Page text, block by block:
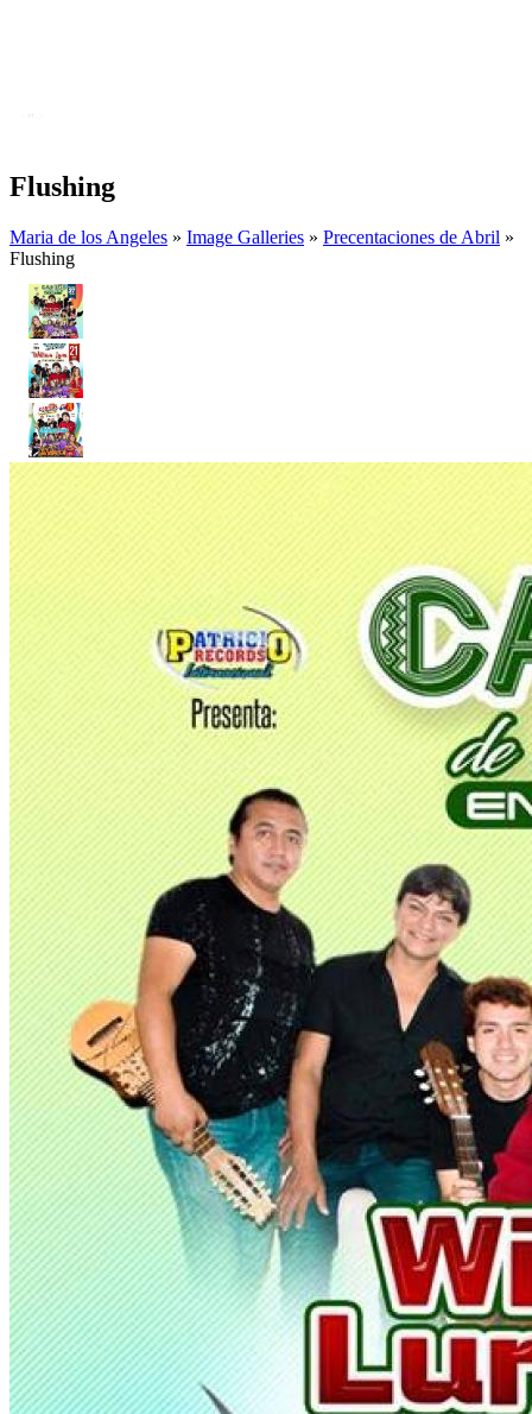
Flushing
Maria de los Angeles » Image Galleries » Precentaciones de Abril »
Flushing